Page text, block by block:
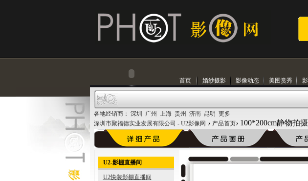
首页 婚纱摄影 影像动态 美图赏秀
各地经销商： 深圳 广州 上海 贵州 济南 昆明 更多
深圳市聚福德实业发展有限公司 - U2影像网 › 产品首页› 100*200cm静物拍
U2-影棚直播间
U2快装影棚直播间